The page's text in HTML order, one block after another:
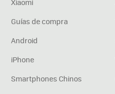
Xiaomi
Guías de compra
Android
iPhone
Smartphones Chinos